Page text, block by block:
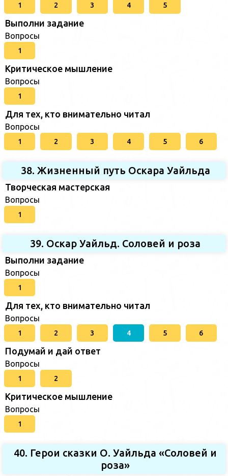
1 2 3 4 5
Выполни задание
Вопросы
1
Критическое мышление
Вопросы
1
Для тех, кто внимательно читал
Вопросы
1 2 3 4 5 6
38. Жизненный путь Оскара Уайльда
Творческая мастерская
Вопросы
1
39. Оскар Уайльд. Соловей и роза
Выполни задание
Вопросы
1
Для тех, кто внимательно читал
Вопросы
1 2 3 4 5 6
Подумай и дай ответ
Вопросы
1 2
Критическое мышление
Вопросы
1
40. Герои сказки О. Уайльда «Соловей и
роза»